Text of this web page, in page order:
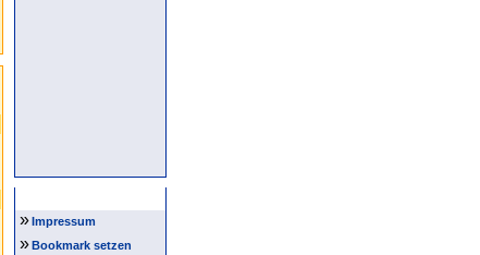
»Impressum
»Bookmark setzen